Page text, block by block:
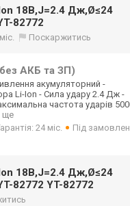
18В,J=2.4 Дж,Ø≤24
82772
Поскаржитись
АКБ та ЗП)
акумуляторний -
Li-Ion - Сила удару 2.4 Дж -
частота ударів
ще
24 міс.
Під
18В,J=2.4 Дж,Ø≤24
82772 YT-82772